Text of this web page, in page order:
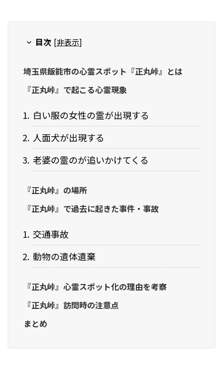
目次 [非表示]
埼玉県飯能市の心霊スポット『正丸峠』とは
『正丸峠』で起こる心霊現象
白い服の女性の霊が出現する
人面犬が出現する
老婆の霊のが追いかけてくる
『正丸峠』の場所
『正丸峠』で過去に起きた事件・事故
交通事故
動物の遺体遺棄
『正丸峠』心霊スポット化の理由を考察
『正丸峠』訪問時の注意点
まとめ